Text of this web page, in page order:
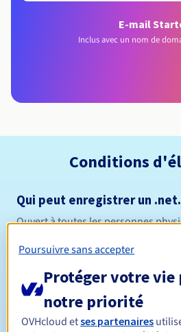
E-mail
Inclus avec un nom de
Conditions
Qui peut enregistrer un
Ouvert à toutes les personnes
Durée de réservation
Poursuivre sans accepter
Protéger votre vie
notre priorité
OVHcloud etses partenaires